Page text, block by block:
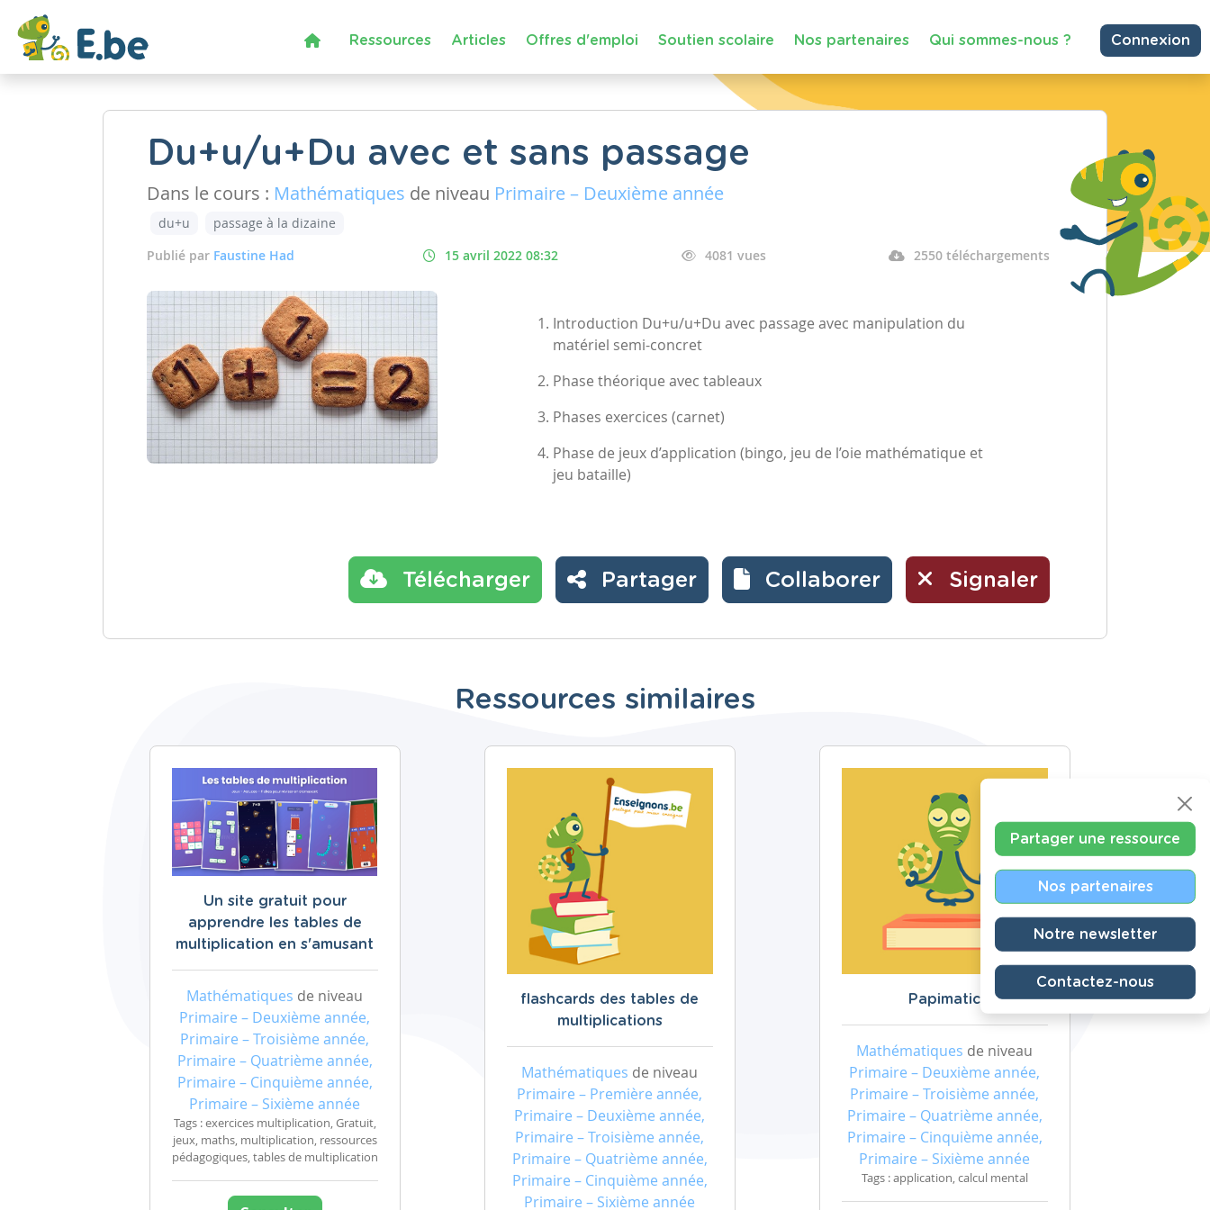
Ressources Articles Offres d'emploi Soutien scolaire Nos partenaires Qui sommes-nous ? Connexion
Du+u/u+Du avec et sans passage
Dans le cours : Mathématiques de niveau Primaire – Deuxième année
du+u
passage à la dizaine
Publié par Faustine Had 15 avril 2022 08:32 4081 vues 2550 téléchargements
Introduction Du+u/u+Du avec passage avec manipulation du
matériel semi-concret
Phase théorique avec tableaux
Phases exercices (carnet)
Phase de jeux d’application (bingo, jeu de l’oie mathématique et
jeu bataille)
Télécharger Partager Collaborer Signaler
Ressources similaires
Un site gratuit pour
apprendre les tables de
multiplication en s'amusant
Mathématiques de niveau
Primaire – Deuxième année,
Primaire – Troisième année,
Primaire – Quatrième année,
Primaire – Cinquième année,
Primaire – Sixième année
Tags : exercices multiplication, Gratuit,
jeux, maths, multiplication, ressources
pédagogiques, tables de multiplication
flashcards des tables de
multiplications
Mathématiques de niveau
Primaire – Première année,
Primaire – Deuxième année,
Primaire – Troisième année,
Primaire – Quatrième année,
Primaire – Cinquième année,
Primaire – Sixième année
Papimatic
Mathématiques de niveau
Primaire – Deuxième année,
Primaire – Troisième année,
Primaire – Quatrième année,
Primaire – Cinquième année,
Primaire – Sixième année
Tags : application, calcul mental
Partager une ressource
Nos partenaires
Notre newsletter
Contactez-nous